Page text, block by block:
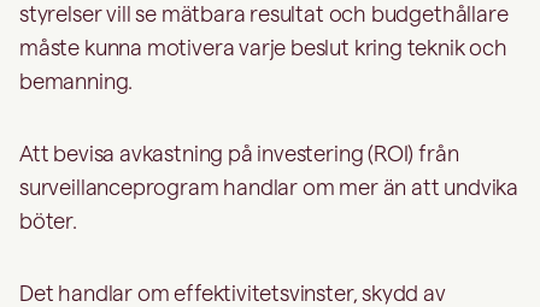
styrelser vill se mätbara resultat och budgethållare
måste kunna motivera varje beslut kring teknik och
bemanning.
Att bevisa avkastning på investering (ROI) från
surveillanceprogram handlar om mer än att undvika
böter.
Det handlar om effektivitetsvinster, skydd av